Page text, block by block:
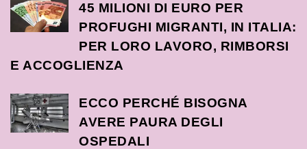
45 MILIONI DI EURO PER
PROFUGHI MIGRANTI, IN ITALIA:
PER LORO LAVORO, RIMBORSI
E ACCOGLIENZA
ECCO PERCHÉ BISOGNA
AVERE PAURA DEGLI
OSPEDALI